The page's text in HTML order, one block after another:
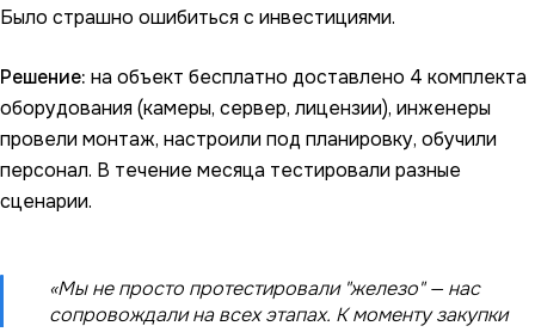
Было страшно ошибиться с инвестициями.
Решение: на объект бесплатно доставлено 4 комплекта
оборудования (камеры, сервер, лицензии), инженеры
провели монтаж, настроили под планировку, обучили
персонал. В течение месяца тестировали разные
сценарии.
«Мы не просто протестировали "железо" — нас
сопровождали на всех этапах. К моменту закупки